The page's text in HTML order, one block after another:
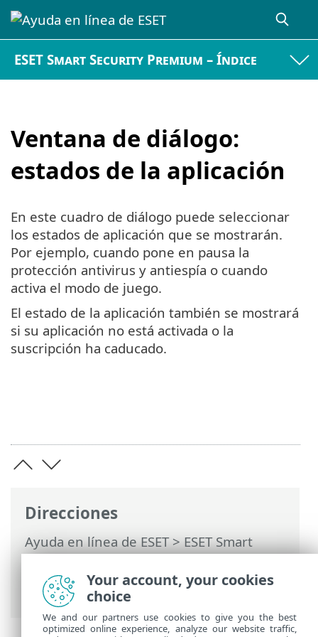
ESET Smart Security Premium – Índice
Ventana de diálogo:
estados de la aplicación
Direcciones
Ayuda en línea de ESET>ESET Smart
Security Premium>Configuración
avanzada
>Notificaciones > Ventana de
diálogo: estados de la aplicación
En este cuadro de diálogo puede seleccionar
los estados de aplicación que se mostrarán.
Por ejemplo, cuando pone en pausa la
protección antivirus y antiespía o cuando
activa el modo de juego.
El estado de la aplicación también se mostrará
si su aplicación no está activada o la
suscripción ha caducado.
Your account, your cookies
choice
We and our partners use cookies to give you the best
optimized online experience, analyze our website traffic,